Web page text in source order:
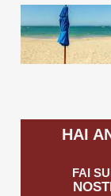
HAI
FAI